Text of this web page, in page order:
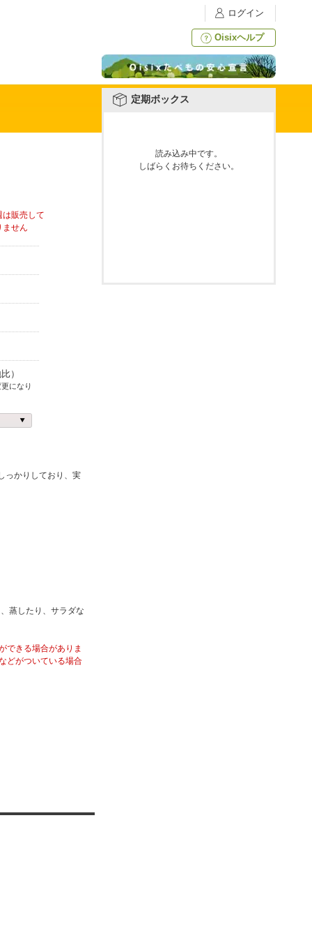
ログイン
Oisixヘルプ
定期ボックス
読み込み中です。
しばらくお待ちください。
）
になり
っかりしており、実
蒸したり、サラダな
できる場合がありま
どがついている場合